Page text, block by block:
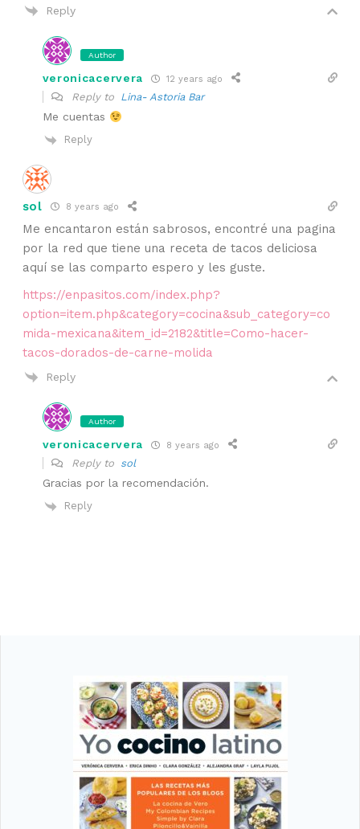
Reply
Author
veronicacervera 12 years ago
Reply to Lina- Astoria Bar
Me cuentas
Reply
sol 8 years ago
Me encantaron están sabrosos, encontré una pagina
por la red que tiene una receta de tacos deliciosa
aquí se las comparto espero y les guste.
https://enpasitos.com/index.php?
option=item.php&category=cocina&sub_category=co
mida-mexicana&item_id=2182&title=Como-hacer-
tacos-dorados-de-carne-molida
Reply
Author
veronicacervera 8 years ago
Reply to sol
Gracias por la recomendación.
Reply